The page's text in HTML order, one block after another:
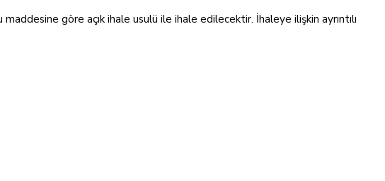
maddesine göre açık ihale usulü ile ihale edilecektir. İhaleye ilişkin ayrıntılı